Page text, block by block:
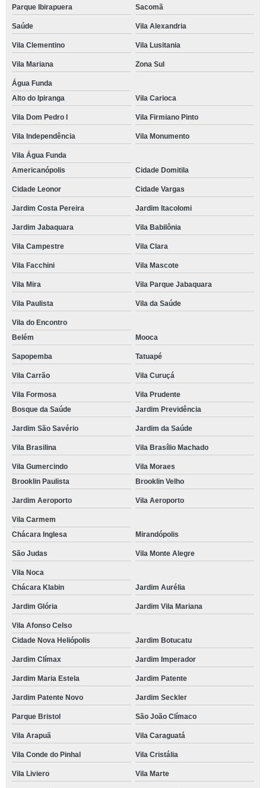
Parque Ibirapuera Sacomã
Saúde Vila Alexandria
Vila Clementino Vila Lusitania
Vila Mariana Zona Sul
Água Funda
Alto do Ipiranga
Vila Carioca
Vila Dom Pedro I Vila Firmiano Pinto
Vila Independência Vila Monumento
Vila Água Funda
Americanópolis
Cidade Domitila
Cidade Leonor Cidade Vargas
Jardim Costa Pereira Jardim Itacolomi
Jardim Jabaquara Vila Babilônia
Vila Campestre Vila Clara
Vila Facchini Vila Mascote
Vila Mira Vila Parque Jabaquara
Vila Paulista Vila da Saúde
Vila do Encontro
Belém
Mooca
Sapopemba Tatuapé
Vila Carrão Vila Curuçá
Vila Formosa
Vila Prudente
Bosque da Saúde
Jardim Previdência
Jardim São Savério Jardim da Saúde
Vila Brasilina Vila Brasílio Machado
Vila Gumercindo
Vila Moraes
Brooklin Paulista
Brooklin Velho
Jardim Aeroporto Vila Aeroporto
Vila Carmem
Chácara Inglesa
Mirandópolis
São Judas Vila Monte Alegre
Vila Noca
Chácara Klabin
Jardim Aurélia
Jardim Glória Jardim Vila Mariana
Vila Afonso Celso
Cidade Nova Heliópolis
Jardim Botucatu
Jardim Clímax Jardim Imperador
Jardim Maria Estela Jardim Patente
Jardim Patente Novo Jardim Seckler
Parque Bristol São João Clímaco
Vila Arapuã Vila Caraguatá
Vila Conde do Pinhal Vila Cristália
Vila Liviero Vila Marte